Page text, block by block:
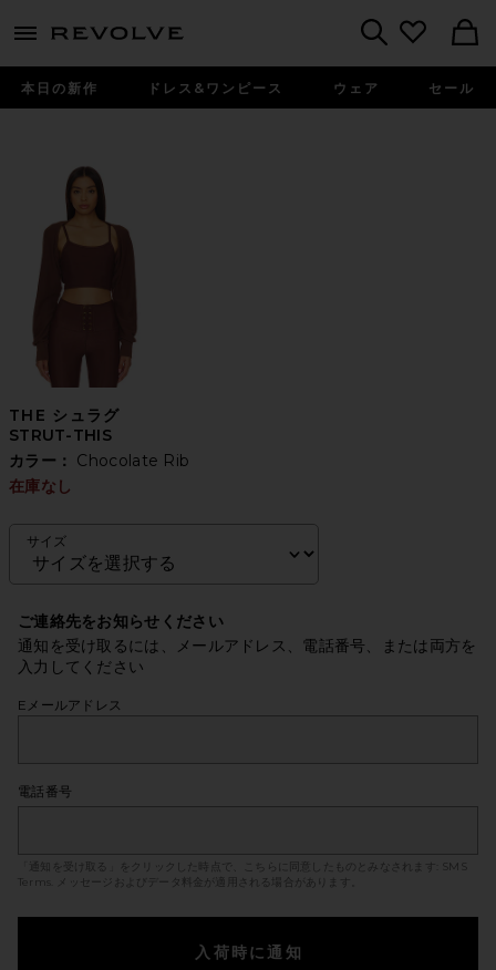
menu - shows more content
本日の新作 ドレス&ワンピース ウェア セール
THE シュラグ
STRUT-THIS
カラー： Chocolate Rib
在庫なし
サイズ
ご連絡先をお知らせください
通知を受け取るには、メールアドレス、電話番号、または両方を
入力してください
Eメールアドレス
電話番号
「通知を受け取る」をクリックした時点で、こちらに同意したものとみなされます:
SMS
Terms
. メッセージおよびデータ料金が適用される場合があります。
入荷時に通知